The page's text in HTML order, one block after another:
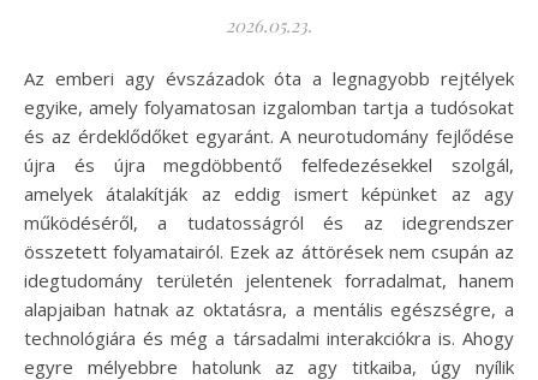
2026.05.23.
Az emberi agy évszázadok óta a legnagyobb rejtélyek
egyike, amely folyamatosan izgalomban tartja a tudósokat
és az érdeklődőket egyaránt. A neurotudomány fejlődése
újra és újra megdöbbentő felfedezésekkel szolgál,
amelyek átalakítják az eddig ismert képünket az agy
működéséről, a tudatosságról és az idegrendszer
összetett folyamatairól. Ezek az áttörések nem csupán az
idegtudomány területén jelentenek forradalmat, hanem
alapjaiban hatnak az oktatásra, a mentális egészségre, a
technológiára és még a társadalmi interakciókra is. Ahogy
egyre mélyebbre hatolunk az agy titkaiba, úgy nyílik